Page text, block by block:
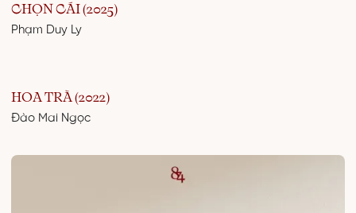
CHỌN CÁI (2025)
Phạm Duy Ly
HOA TRÀ (2022)
Đào Mai Ngọc